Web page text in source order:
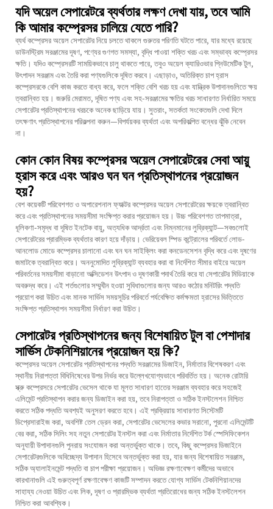
যদি অয়েল সেপারেটরে ব্যর্থতার লক্ষণ দেখা যায়, তবে আমি
কি আমার কম্প্রেসর চালিয়ে যেতে পারি?
ব্যর্থ কম্প্রেসর অয়েল সেপারেটর নিয়ে চলতে থাকলে গুরুতর পরিণতি ঘটতে পারে, যার মধ্যে রয়েছে
ডাউনস্ট্রিম সরঞ্জামের দূষণ, পণ্যের গুণগত সমস্যা, বৃদ্ধি পাওয়া শক্তি খরচ এবং সম্ভাব্য কম্প্রেসর
ক্ষতি। যদিও কম্প্রেসরটি সাময়িকভাবে চালু থাকতে পারে, তবুও অয়েল ক্যারিওভার প্নিউমেটিক টুল,
উৎপাদন সরঞ্জাম এবং তৈরি করা পণ্যগুলিকে দূষিত করবে। এছাড়াও, অতিরিক্ত চাপ হ্রাস
কম্প্রেসরকে বেশি কাজ করতে বাধ্য করে, ফলে শক্তি বেশি খরচ হয় এবং যান্ত্রিক উপাদানগুলিতে ক্ষয়
ত্বরান্বিত হয়। জরুরি মেরামত, দূষিত পণ্য এবং সহ-সরঞ্জামের ক্ষতির খরচ সাধারণত নির্ধারিত সময়ে
সেপারেটর প্রতিস্থাপনের খরচকে অনেক ছাড়িয়ে যায়। সুতরাং, সতর্কতা সংকেতগুলি দেখা দিলে
তৎক্ষণাৎ প্রতিস্থাপনের পরিকল্পনা করুন—বিপর্যয়কর ব্যর্থতা এবং অপরিকল্পিত বন্ধের ঝুঁকি নেবেন
না।
কোন কোন বিষয় কম্প্রেসর অয়েল সেপারেটরের সেবা আয়ু
হ্রাস করে এবং আরও ঘন ঘন প্রতিস্থাপনের প্রয়োজন
হয়?
বেশ কয়েকটি পরিবেশগত ও অপারেশনাল ফ্যাক্টর কম্প্রেসর অয়েল সেপারেটরের ক্ষয়কে ত্বরান্বিত
করে এবং প্রতিস্থাপনের সময়সীমা সংক্ষিপ্ত করার প্রয়োজন হয়। উচ্চ পরিবেশগত তাপমাত্রা,
ধূলিকণা-সমৃদ্ধ বা দূষিত ইনটেক বায়ু, অত্যধিক আর্দ্রতা এবং নিম্নমানের লুব্রিক্যান্ট—সবগুলোই
সেপারেটরের প্রারম্ভিক ব্যর্থতার কারণ হয়ে দাঁড়ায়। ভেরিয়েবল স্পিড কন্ট্রোলের পরিবর্তে লোড-
আনলোড মোডে কম্প্রেসর চালানো এবং ঘন ঘন সাইক্লিং করা কনডেনসেশন বৃদ্ধি করে এবং দূষণের
জমাটকে ত্বরান্বিত করে। অননুমোদিত লুব্রিক্যান্ট ব্যবহার করা বা নির্দেশিত সীমার বাইরে অয়েল
পরিবর্তনের সময়সীমা বাড়ানো অক্সিডেশন উৎপাদ ও দূষণকারী পদার্থ তৈরি করে যা সেপারেটর মিডিয়াকে
অবরুদ্ধ করে। এই শর্তগুলোর সম্মুখীন হওয়া সুবিধাগুলোর জন্য আরও কঠোর মনিটরিং পদ্ধতি
প্রয়োগ করা উচিত এবং মানক সার্ভিস সময়সূচির পরিবর্তে পর্যবেক্ষিত কর্মক্ষমতা হ্রাসের ভিত্তিতে
সংক্ষিপ্ত প্রতিস্থাপন সময়সীমা নির্ধারণ করা উচিত।
সেপারেটর প্রতিস্থাপনের জন্য বিশেষায়িত টুল বা পেশাদার
সার্ভিস টেকনিশিয়ানের প্রয়োজন হয় কি?
কম্প্রেসর অয়েল সেপারেটর প্রতিস্থাপনের পদ্ধতি সরঞ্জামের ডিজাইন, নির্মাতার বিশেষকরণ এবং
স্থানীয় নিরাপত্তা বিধিনিষেধের উপর নির্ভর করে উল্লেখযোগ্যভাবে পরিবর্তিত হয়। অনেক রোটারি
স্ক্রু কম্প্রেসরে সেপারেটর ভেসেল থাকে যা মূলত সাধারণ হাতের সরঞ্জাম ব্যবহার করে সহজেই
এলিমেন্ট প্রতিস্থাপন করার জন্য ডিজাইন করা হয়, তবে নিরাপত্তা ও সঠিক ইনস্টলেশন নিশ্চিত
করতে সঠিক পদ্ধতি অবশ্যই অনুসরণ করতে হবে। এই প্রক্রিয়ায় সাধারণত সিস্টেমটি
ডিপ্রেসারাইজ করা, অবশিষ্ট তেল ড্রেন করা, সেপারেটর ভেসেলের কভার সরানো, পুরনো এলিমেন্টটি
বের করা, সঠিক সিলিং সহ নতুন সেপারেটর ইনস্টল করা এবং নির্মাতার নির্দেশিত টর্ক স্পেসিফিকেশন
অনুযায়ী উপাদানগুলি পুনরায় সংযোজন করা অন্তর্ভুক্ত থাকে। তবে, কিছু কম্প্রেসর ডিজাইনে
সেপারেটরগুলিকে অবিচ্ছেদ্য উপাদান হিসেবে অন্তর্ভুক্ত করা হয়, যার জন্য বিশেষায়িত সরঞ্জাম,
সঠিক অ্যালাইনমেন্ট পদ্ধতি বা চাপ পরীক্ষা প্রয়োজন। অভিজ্ঞ রক্ষণাবেক্ষণ কর্মীদের অভাবে
কারখানাগুলি এই গুরুত্বপূর্ণ রক্ষণাবেক্ষণ কাজটি সম্পাদন করতে যোগ্য সার্ভিস টেকনিশিয়ানদের
সাহায্য নেওয়া উচিত এবং লিক, দূষণ ও প্রারম্ভিক ব্যর্থতা প্রতিরোধের জন্য সঠিক ইনস্টলেশন
নিশ্চিত করা আবশ্যিক।